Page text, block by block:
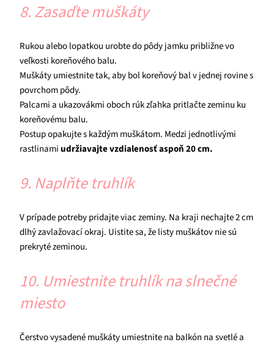
8. Zasaďte muškáty
Rukou alebo lopatkou urobte do pôdy jamku približne vo
veľkosti koreňového balu.
Muškáty umiestnite tak, aby bol koreňový bal v jednej rovine s
povrchom pôdy.
Palcami a ukazovákmi oboch rúk zľahka pritlačte zeminu ku
koreňovému balu.
Postup opakujte s každým muškátom. Medzi jednotlivými
rastlinamiudržiavajte vzdialenosť aspoň 20 cm.
9. Naplňte truhlík
V prípade potreby pridajte viac zeminy. Na kraji nechajte 2 cm
dlhý zavlažovací okraj. Uistite sa, že listy muškátov nie sú
prekryté zeminou.
10. Umiestnite truhlík na slnečné
miesto
Čerstvo vysadené muškáty umiestnite na balkón na svetlé a